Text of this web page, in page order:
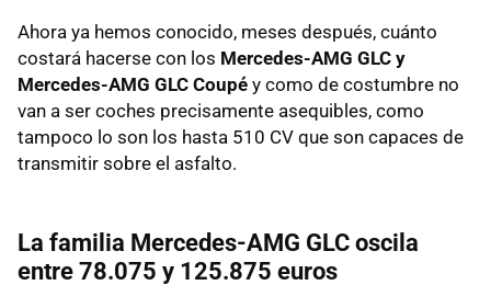
Ahora ya hemos conocido, meses después, cuánto
costará hacerse con los Mercedes-AMG GLC y
Mercedes-AMG GLC Coupé y como de costumbre no
van a ser coches precisamente asequibles, como
tampoco lo son los hasta 510 CV que son capaces de
transmitir sobre el asfalto.
La familia Mercedes-AMG GLC oscila
entre 78.075 y 125.875 euros